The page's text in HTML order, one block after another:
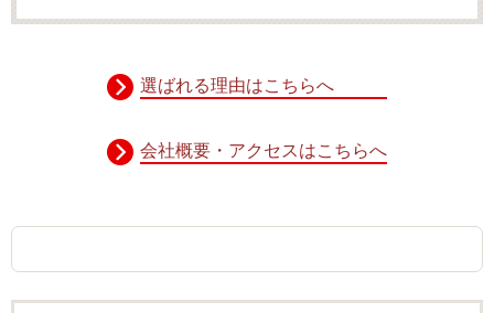
選ばれる理由はこちらへ
会社概要・アクセスはこちらへ